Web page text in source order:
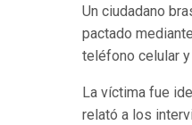
Un ciudadano
pactado
teléfono celular
La víctima fue
relató a los